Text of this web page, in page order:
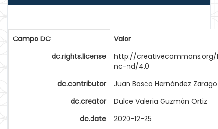
Campo DC
Valor
dc.rights.license
http://
nc-nd/4.0
dc.contributor
Juan Bosco Hernández
dc.creator
Dulce Valeria Guzmán Ortiz
dc.date
2020-12-25